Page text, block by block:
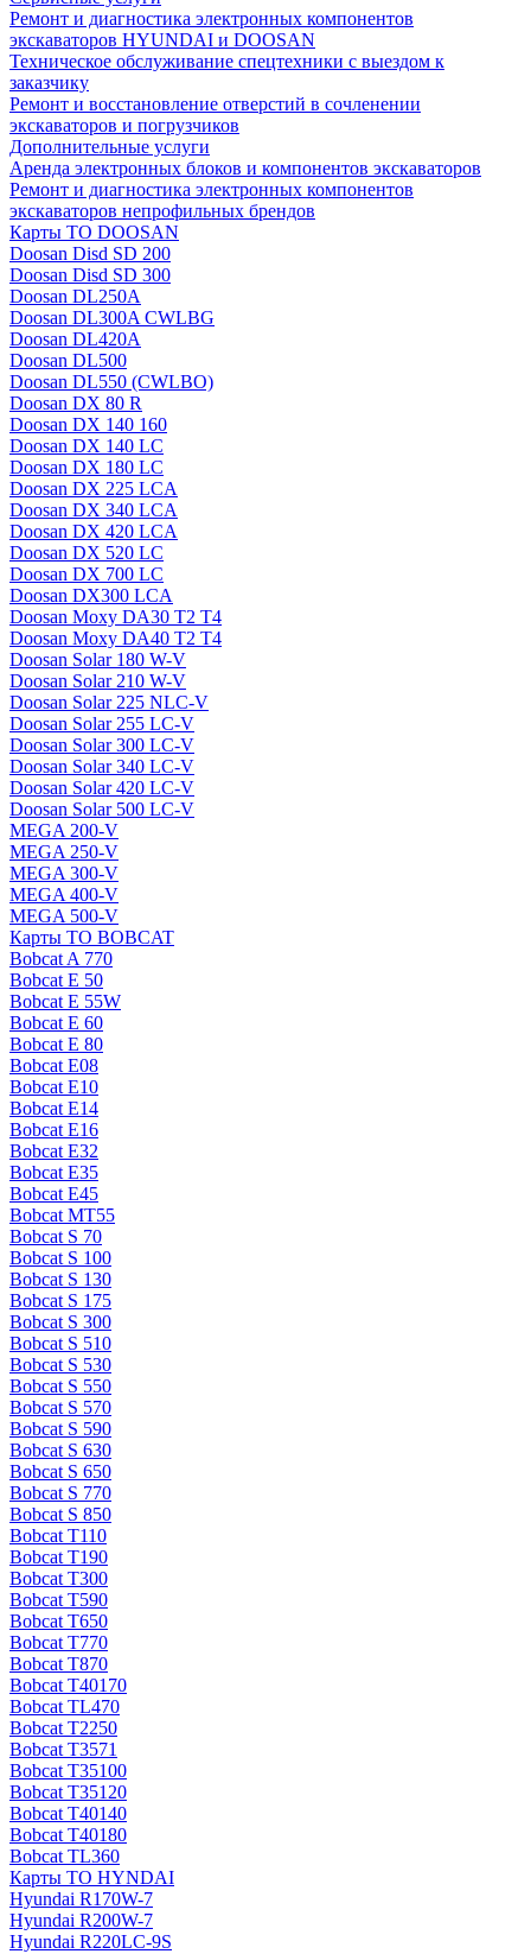
Ремонт и диагностика электронных компонентов
экскаваторов HYUNDAI и DOOSAN
Техническое обслуживание спецтехники с выездом к
заказчику
Ремонт и восстановление отверстий в сочленении
экскаваторов и погрузчиков
Дополнительные услуги
Аренда электронных блоков и компонентов экскаваторов
Ремонт и диагностика электронных компонентов
экскаваторов непрофильных брендов
Карты ТО DOOSAN
Doosan Disd SD 200
Doosan Disd SD 300
Doosan DL250A
Doosan DL300A CWLBG
Doosan DL420A
Doosan DL500
Doosan DL550 (CWLBO)
Doosan DX 80 R
Doosan DX 140 160
Doosan DX 140 LC
Doosan DX 180 LC
Doosan DX 225 LCA
Doosan DX 340 LCA
Doosan DX 420 LCA
Doosan DX 520 LC
Doosan DX 700 LC
Doosan DX300 LCA
Doosan Moxy DA30 T2 T4
Doosan Moxy DA40 T2 T4
Doosan Solar 180 W-V
Doosan Solar 210 W-V
Doosan Solar 225 NLC-V
Doosan Solar 255 LC-V
Doosan Solar 300 LC-V
Doosan Solar 340 LC-V
Doosan Solar 420 LC-V
Doosan Solar 500 LC-V
MEGA 200-V
MEGA 250-V
MEGA 300-V
MEGA 400-V
MEGA 500-V
Карты ТО BOBCAT
Bobcat A 770
Bobcat E 50
Bobcat E 55W
Bobcat E 60
Bobcat E 80
Bobcat E08
Bobcat E10
Bobcat E14
Bobcat E16
Bobcat E32
Bobcat E35
Bobcat E45
Bobcat MT55
Bobcat S 70
Bobcat S 100
Bobcat S 130
Bobcat S 175
Bobcat S 300
Bobcat S 510
Bobcat S 530
Bobcat S 550
Bobcat S 570
Bobcat S 590
Bobcat S 630
Bobcat S 650
Bobcat S 770
Bobcat S 850
Bobcat T110
Bobcat T190
Bobcat T300
Bobcat T590
Bobcat T650
Bobcat T770
Bobcat T870
Bobcat T40170
Bobcat TL470
Bobcat Т2250
Bobcat Т3571
Bobcat Т35100
Bobcat Т35120
Bobcat Т40140
Bobcat Т40180
Bobcat ТL360
Карты ТО HYNDAI
Hyundai R170W-7
Hyundai R200W-7
Hyundai R220LC-9S